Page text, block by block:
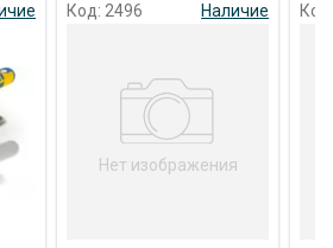
Код: 2496 Наличие
Нет изображения